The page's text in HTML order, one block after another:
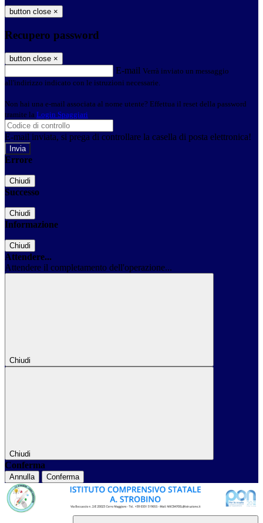
button close ×
Recupero password
button close ×
E-mail Verrà inviato un messaggio
all'indirizzo indicato con le istruzioni necessarie.
Non hai una e-mail associata al nome utente? Effettua il reset della password
tramite la Login Spaggiari
E-mail inviata, si prega di controllare la casella di posta elettronica!
Errore
Chiudi
Successo
Chiudi
Informazione
Chiudi
Attendere...
Attendere il completamento dell'operazione...
Chiudi
Chiudi
Conferma
Annulla Conferma